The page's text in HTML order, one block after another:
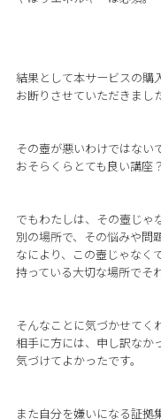
結果として本サービスの購
お断りさせていただきました
その壺が悪いわけではないで
おそらくらとても良い講座
でもわたしは、その壺じゃ
別の場所で、その悩みや問
なにより、この壺じゃなく
持っている大切な場所でそ
そんなことに気づかせてく
相手に方には、申し訳なか
気づけてよかったです。
また自分を嫌いになる証拠